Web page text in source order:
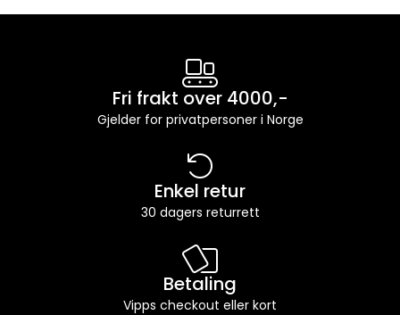
Fri frakt over 4000,-
Gjelder for privatpersoner i Norge
Enkel retur
30 dagers returrett
Betaling
Vipps checkout eller kort